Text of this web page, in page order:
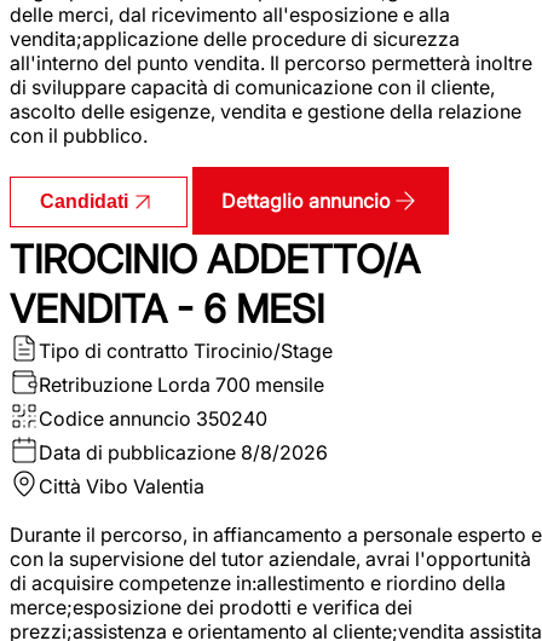
delle merci, dal ricevimento all'esposizione e alla
vendita;applicazione delle procedure di sicurezza
all'interno del punto vendita. Il percorso permetterà inoltre
di sviluppare capacità di comunicazione con il cliente,
ascolto delle esigenze, vendita e gestione della relazione
con il pubblico.
Candidati Dettaglio annuncio
TIROCINIO ADDETTO/A
VENDITA - 6 MESI
Tipo di contratto Tirocinio/Stage
Retribuzione Lorda 700 mensile
Codice annuncio 350240
Data di pubblicazione 8/8/2026
Città Vibo Valentia
Durante il percorso, in affiancamento a personale esperto e
con la supervisione del tutor aziendale, avrai l'opportunità
di acquisire competenze in:allestimento e riordino della
merce;esposizione dei prodotti e verifica dei
prezzi;assistenza e orientamento al cliente;vendita assistita